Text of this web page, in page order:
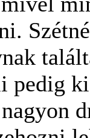
pedig